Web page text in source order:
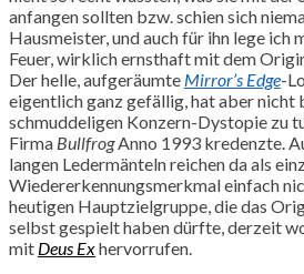
anfangen sollten bzw. schien sich
Hausmeister, und auch für ihn lege ich
Feuer, wirklich ernsthaft mit dem
Der helle, aufgeräumte Mirror’s Edge-
eigentlich ganz gefällig, hat aber nicht
schmuddeligen Konzern-Dystopie zu
Firma BullfrogAnno 1993 kredenzte.
langen Ledermänteln reichen da als
Wiedererkennungsmerkmal einfach
heutigen Hauptzielgruppe, die das
selbst gespielt haben dürfte, derzeit
mit Deus Exhervorrufen.